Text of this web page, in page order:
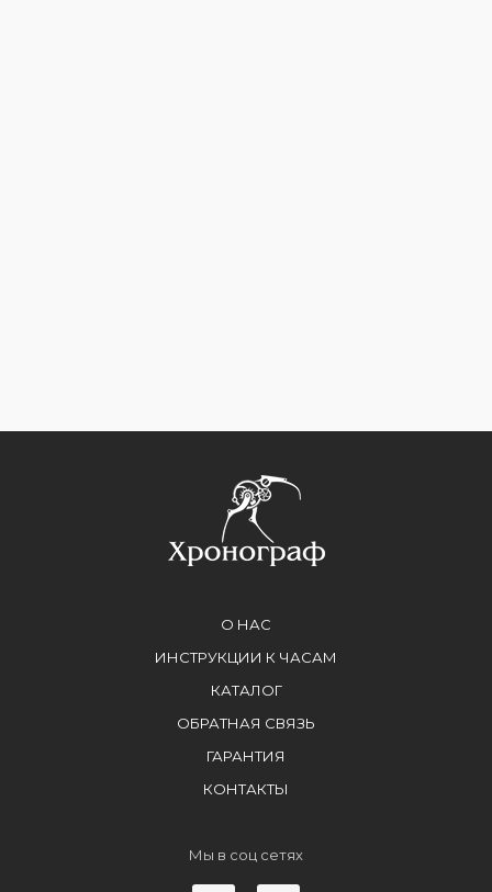
О НАС
ИНСТРУКЦИИ К ЧАСАМ
КАТАЛОГ
ОБРАТНАЯ СВЯЗЬ
ГАРАНТИЯ
КОНТАКТЫ
Мы в соц сетях